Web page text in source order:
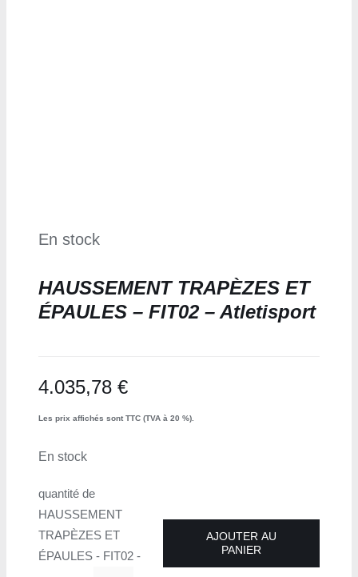
En stock
HAUSSEMENT TRAPÈZES ET
ÉPAULES – FIT02 – Atletisport
4.035,78 €
Les prix affichés sont TTC (TVA à 20 %).
En stock
quantité de
HAUSSEMENT
TRAPÈZES ET
ÉPAULES - FIT02 -
AJOUTER AU
PANIER